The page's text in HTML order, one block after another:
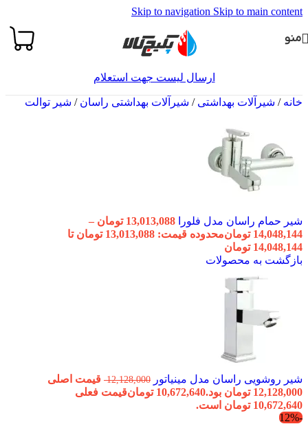
Skip to navigation Skip to main content
منو
ارسال لیست جهت استعلام
خانه/ شیرآلات بهداشتی/ شیرآلات بهداشتی راسان/ شیر توالت
شیر حمام راسان مدل فلورا 13,013,088 تومان –
14,048,144 تومان
محدوده قیمت: 13,013,088 تومان تا
14,048,144 تومان
بازگشت به محصولات
شیر روشویی راسان مدل مینیاتور 12,128,000 قیمت اصلی
12,128,000 تومان بود.
10,672,640 تومانقیمت فعلی
10,672,640 تومان است.
-12%